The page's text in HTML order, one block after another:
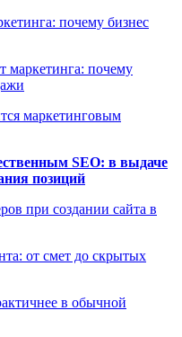
почему бизнес
маркетинга: почему
маркетинговым
SEO: в выдаче
позиций
при создании сайта в
от смет до скрытых
в обычной